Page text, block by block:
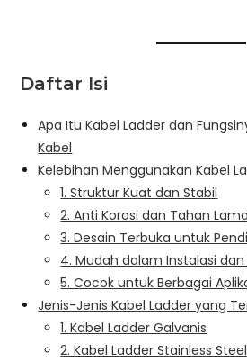
Daftar Isi
Apa Itu Kabel Ladder dan
Kabel
Kelebihan Menggunakan Kabel
1. Struktur Kuat dan Stabil
2. Anti Korosi dan Tahan Lama
3. Desain Terbuka untuk
4. Mudah dalam Instalasi
5. Cocok untuk Berbagai
Jenis-Jenis Kabel Ladder yang
1. Kabel Ladder Galvanis
2. Kabel Ladder Stainless Steel